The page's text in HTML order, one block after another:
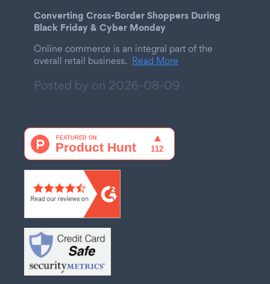
Converting Cross-Border Shoppers During
Black Friday & Cyber Monday
Online commerce is an integral part of the
overall retail business. Read More
Posted by on 2026-08-09